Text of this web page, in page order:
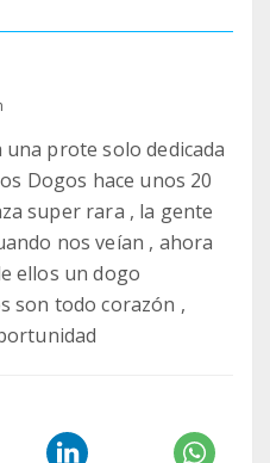
prote solo dedicada
Dogos hace unos 20
super rara , la gente
nos veían , ahora
ellos un dogo
son todo corazón ,